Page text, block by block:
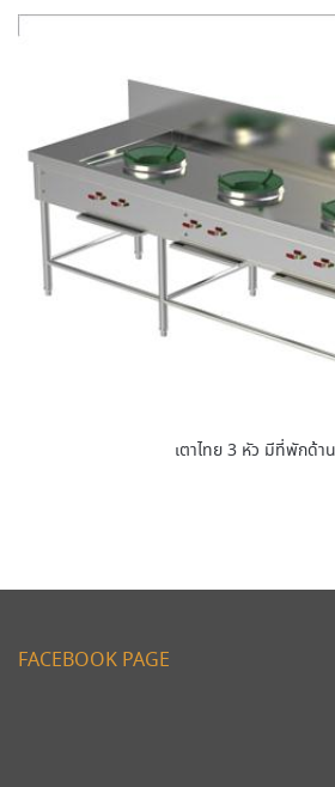
เตาไทย 3 หัว มีที่พักด้า
FACEBOOK PAGE